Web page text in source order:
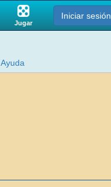
Jugar
Iniciar sesión
Ayuda